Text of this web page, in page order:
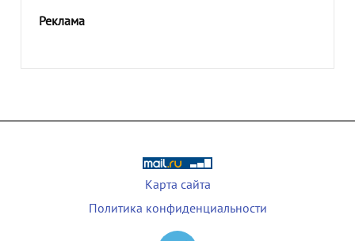
Реклама
Карта сайта
Политика конфиденциальности